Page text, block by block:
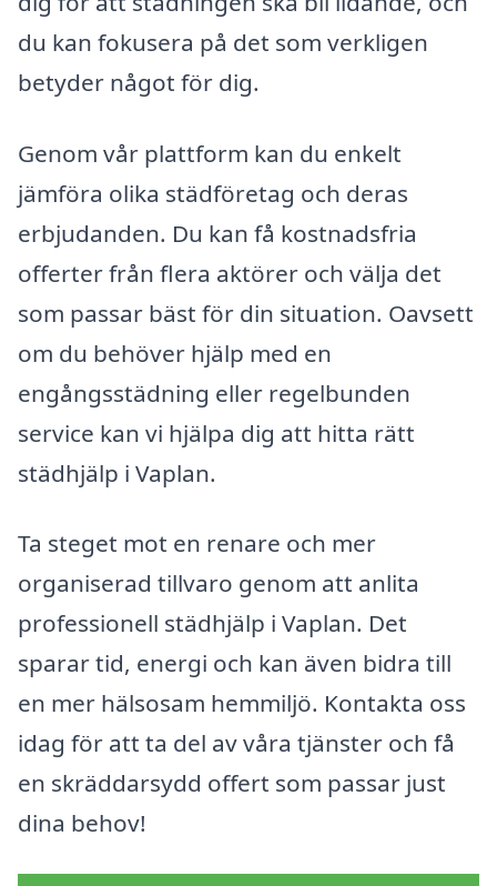
du kan fokusera på det som verkligen
betyder något för dig.
Genom vår plattform kan du enkelt
jämföra olika städföretag och deras
erbjudanden. Du kan få kostnadsfria
offerter från flera aktörer och välja det
som passar bäst för din situation. Oavsett
om du behöver hjälp med en
engångsstädning eller regelbunden
service kan vi hjälpa dig att hitta rätt
städhjälp i Vaplan.
Ta steget mot en renare och mer
organiserad tillvaro genom att anlita
professionell städhjälp i Vaplan. Det
sparar tid, energi och kan även bidra till
en mer hälsosam hemmiljö. Kontakta oss
idag för att ta del av våra tjänster och få
en skräddarsydd offert som passar just
dina behov!